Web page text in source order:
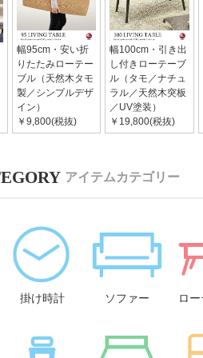
幅95cm・安い折
りたたみローテー
ブル（天然木タモ
製／シンプルデザ
イン）
￥9,800(税抜)
幅100cm・引き出
し付きローテーブ
ル（タモ／ナチュ
ラル／天然木突板
／UV塗装）
￥19,800(税抜)
アイテムカテゴリー
掛け時計 ソファー ロ